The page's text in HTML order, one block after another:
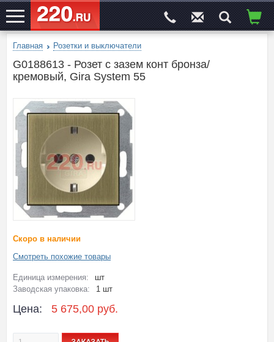
ЭЛЕКТРОСАЙТ№1
Главная Розетки и выключатели
G0188613 - Розет с зазем конт бронза/
кремовый, Gira System 55
Скоро в наличии
Смотреть похожие товары
Единица измерения:
шт
Заводская упаковка:
1 шт
Цена: 5 675,00 руб.